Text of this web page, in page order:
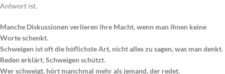
Antwort ist.
Manche Diskussionen verlieren ihre Macht, wenn man ihnen keine
Worte schenkt.
Schweigen ist oft die höflichste Art, nicht alles zu sagen, was man denkt.
Reden erklärt, Schweigen schützt.
Wer schweigt, hört manchmal mehr als jemand, der redet.